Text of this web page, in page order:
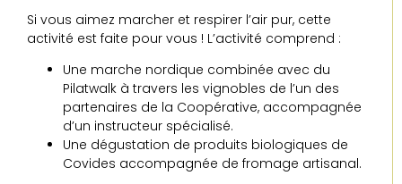
Si vous aimez marcher et respirer l’air pur, cette
activité est faite pour vous ! L’activité comprend :
Une marche nordique combinée avec du
Pilatwalk à travers les vignobles de l’un des
partenaires de la Coopérative, accompagnée
d’un instructeur spécialisé.
Une dégustation de produits biologiques de
Covides accompagnée de fromage artisanal.